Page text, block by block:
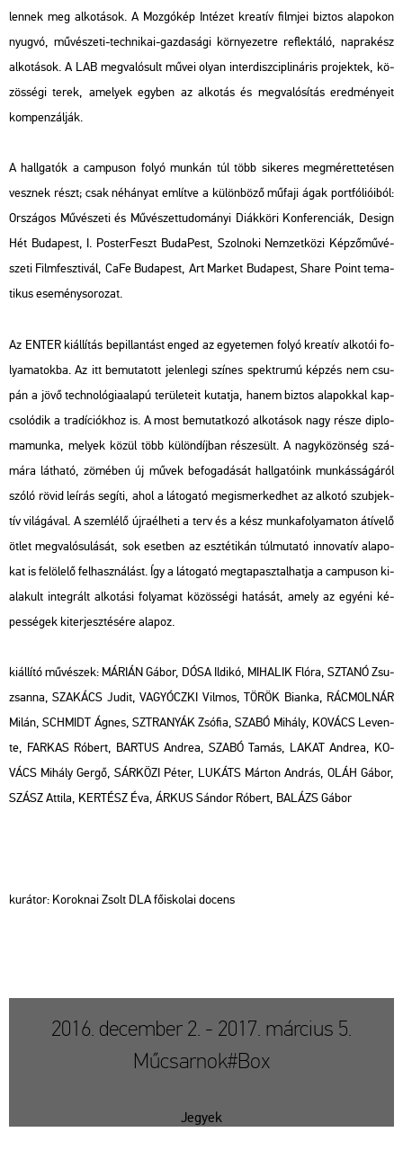
len­nek meg al­ko­tá­sok. A Moz­gó­kép In­té­zet kre­a­tív film­jei biz­tos ala­po­kon
nyug­vó, mű­vé­sze­ti-tech­ni­kai-gaz­da­sá­gi kör­nye­zet­re ref­lek­tá­ló, nap­ra­kész
al­ko­tá­sok. A LAB meg­va­ló­sult művei olyan in­ter­disz­cip­li­ná­ris pro­jek­tek, kö­
zös­sé­gi terek, ame­lyek egy­ben az al­ko­tás és meg­va­ló­sí­tás ered­mé­nye­it
kom­pen­zál­ják.
A hall­ga­tók a cam­pu­son folyó mun­kán túl több si­ke­res meg­mé­ret­te­té­sen
vesz­nek részt; csak né­há­nyat em­lít­ve a kü­lön­bö­ző mű­fa­ji ágak port­fó­li­ó­i­ból:
Or­szá­gos Mű­vé­sze­ti és Mű­vé­szet­tu­do­má­nyi Di­ák­kö­ri Kon­fe­ren­ci­ák, De­sign
Hét Bu­da­pest, I. Pos­ter­Feszt Bu­da­Pest, Szol­no­ki Nem­zet­kö­zi Kép­ző­mű­vé­
sze­ti Film­fesz­ti­vál, CaFe Bu­da­pest, Art Mar­ket Bu­da­pest, Share Point te­ma­
ti­kus ese­mény­so­ro­zat.
Az ENTER ki­ál­lí­tás be­pil­lan­tást enged az egye­te­men folyó kre­a­tív al­ko­tói fo­
lya­ma­tok­ba. Az itt be­mu­ta­tott je­len­le­gi szí­nes spekt­ru­mú kép­zés nem csu­
pán a jövő tech­no­ló­gia­ala­pú te­rü­le­te­it ku­tat­ja, hanem biz­tos ala­pok­kal kap­
cso­ló­dik a tra­dí­ci­ók­hoz is. A most be­mu­tat­ko­zó al­ko­tá­sok nagy része dip­lo­
ma­mun­ka, me­lyek közül több kü­lön­díj­ban ré­sze­sült. A nagy­kö­zön­ség szá­
má­ra lát­ha­tó, zö­mé­ben új művek be­fo­ga­dá­sát hall­ga­tó­ink mun­kás­sá­gá­ról
szóló rövid le­írás se­gí­ti, ahol a lá­to­ga­tó meg­is­mer­ked­het az al­ko­tó szub­jek­
tív vi­lá­gá­val. A szem­lé­lő új­ra­él­he­ti a terv és a kész mun­ka­fo­lya­ma­ton át­íve­lő
ötlet meg­va­ló­su­lá­sát, sok eset­ben az esz­té­ti­kán túl­mu­ta­tó in­no­va­tív ala­po­
kat is fel­öle­lő fel­hasz­ná­lást. Így a lá­to­ga­tó meg­ta­pasz­tal­hat­ja a cam­pu­son ki­
ala­kult in­teg­rált al­ko­tá­si fo­lya­mat kö­zös­sé­gi ha­tá­sát, amely az egyé­ni ké­
pes­sé­gek ki­ter­jesz­té­sé­re ala­poz.
ki­ál­lí­tó mű­vé­szek: MÁ­RI­ÁN Gábor, DÓSA Il­di­kó, MI­HAL­IK Flóra, SZTANÓ Zsu­
zsan­na, SZA­KÁCS Judit, VA­GYÓCZ­KI Vil­mos, TÖRÖK Bi­an­ka, RÁC­MOL­NÁR
Milán, SCH­MIDT Ágnes, SZTRA­NYÁK Zsó­fia, SZABÓ Mi­hály, KO­VÁCS Le­ven­
te, FAR­KAS Ró­bert, BAR­TUS And­rea, SZABÓ Tamás, LAKAT And­rea, KO­
VÁCS Mi­hály Gergő, SÁR­KÖ­ZI Péter, LU­KÁTS Már­ton And­rás, OLÁH Gábor,
SZÁSZ At­ti­la, KER­TÉSZ Éva, ÁRKUS Sán­dor Ró­bert, BA­LÁZS Gábor
ku­rá­tor: Ko­rok­nai Zsolt DLA fő­is­ko­lai do­cens
2016. december 2. - 2017. március 5.
Műcsarnok#Box
Jegyek